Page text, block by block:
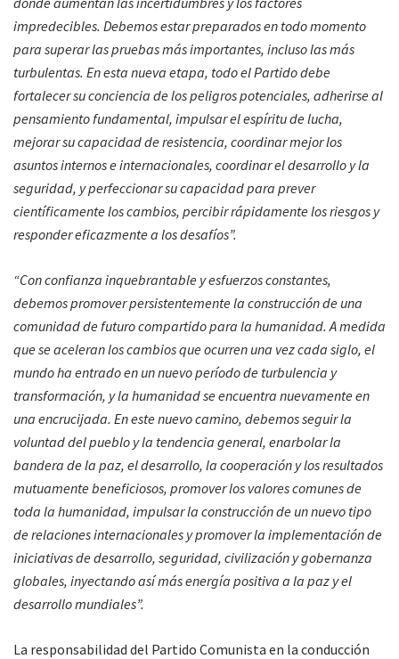
impredecibles. Debemos estar preparados en todo momento
para superar las pruebas más importantes, incluso las más
turbulentas. En esta nueva etapa, todo el Partido debe
fortalecer su conciencia de los peligros potenciales, adherirse al
pensamiento fundamental, impulsar el espíritu de lucha,
mejorar su capacidad de resistencia, coordinar mejor los
asuntos internos e internacionales, coordinar el desarrollo y la
seguridad, y perfeccionar su capacidad para prever
científicamente los cambios, percibir rápidamente los riesgos y
responder eficazmente a los desafíos”.
“Con confianza inquebrantable y esfuerzos constantes,
debemos promover persistentemente la construcción de una
comunidad de futuro compartido para la humanidad. A medida
que se aceleran los cambios que ocurren una vez cada siglo, el
mundo ha entrado en un nuevo período de turbulencia y
transformación, y la humanidad se encuentra nuevamente en
una encrucijada. En este nuevo camino, debemos seguir la
voluntad del pueblo y la tendencia general, enarbolar la
bandera de la paz, el desarrollo, la cooperación y los resultados
mutuamente beneficiosos, promover los valores comunes de
toda la humanidad, impulsar la construcción de un nuevo tipo
de relaciones internacionales y promover la implementación de
iniciativas de desarrollo, seguridad, civilización y gobernanza
globales, inyectando así más energía positiva a la paz y el
desarrollo mundiales”.
La responsabilidad del Partido Comunista en la conducción